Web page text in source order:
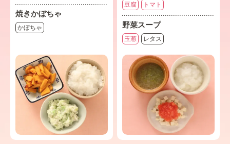
焼きかぼちゃ
かぼちゃ
豆腐 トマト
野菜スープ
玉葱 レタス